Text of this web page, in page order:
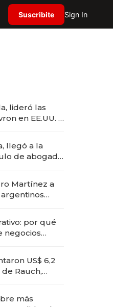
Suscribite Sign In
lideró las
en EE.UU. y
llegó a la
de abogado
Martínez a
por qué
negocios
US$ 6,2
Rauch,
más